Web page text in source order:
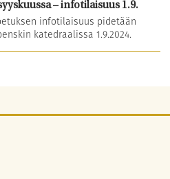
– infotilaisuus 1.9.
infotilaisuus pidetään
katedraalissa 1.9.2024.